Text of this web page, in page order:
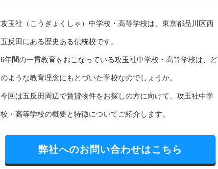
攻玉社（こうぎょくしゃ）中学校・高等学校は、東京都品川区西
五反田にある歴史ある伝統校です。
6年間の一貫教育をおこなっている攻玉社中学校・高等学校は、ど
のような教育理念にもとづいた学校なのでしょうか。
今回は五反田周辺で賃貸物件をお探しの方に向けて、攻玉社中学
校・高等学校の概要と特徴についてご紹介します。
弊社へのお問い合わせはこちら